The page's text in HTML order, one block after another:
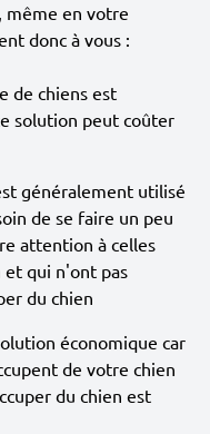
même en votre
donc à vous :
de chiens est
solution peut coûter
généralement utilisé
de se faire un peu
attention à celles
qui n'ont pas
du chien
économique car
de votre chien
du chien est